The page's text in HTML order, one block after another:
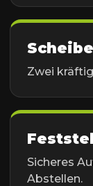
Zwei
Sicheres
Abstellen.